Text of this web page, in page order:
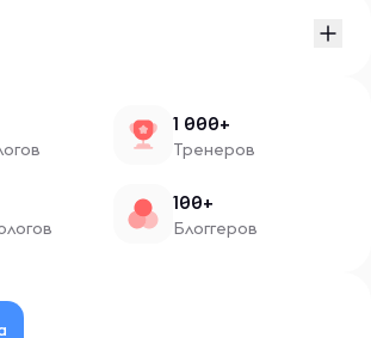
1 000+
Тренеров
100+
Блоггеров